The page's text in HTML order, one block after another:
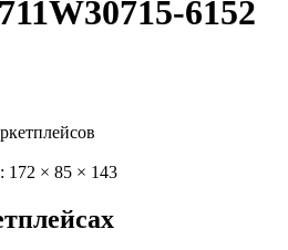
6152
172 × 85 × 143